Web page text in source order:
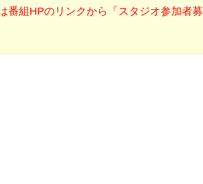
組HPのリンクから「スタジオ参加者募